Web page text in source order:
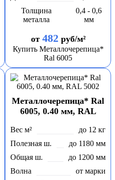
Толщина
металла
0,4 - 0,6
мм
от 482 руб/м²
Купить Металлочерепица*
Ral 6005
Металлочерепица* Ral
6005, 0.40 мм, RAL
Вес м²
до 12 кг
Полезная ш.
до 1180 мм
Общая ш.
до 1200 мм
Волна
от марки